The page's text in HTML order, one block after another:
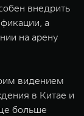
внедрить
а
на арену
видением
в Китае и
больше